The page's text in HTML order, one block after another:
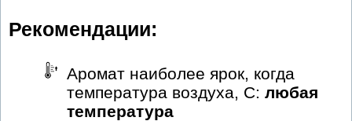
Рекомендации:
Аромат наиболее ярок, когда
температура воздуха, С: любая
температура